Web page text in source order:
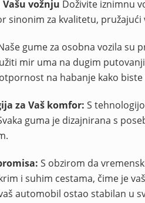
vožnju Doživite iznimnu
sinonim za kvalitetu,
gume za osobna vozila su
mir uma na dugim
na habanje kako
za Vaš komfor: S
guma je dizajnirana s
S obzirom da
i suhim cestama, čime je
automobil ostao stabilan u